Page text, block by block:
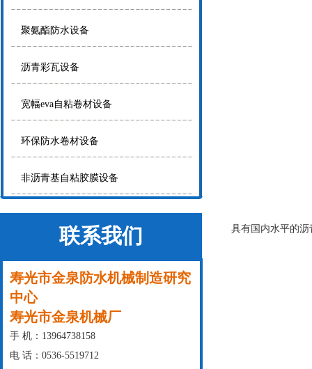
聚氨酯防水设备
沥青彩瓦设备
宽幅eva自粘卷材设备
环保防水卷材设备
非沥青基自粘胶膜设备
联系我们
寿光市金泉防水机械制造研究
中心
寿光市金泉机械厂
手 机：13964738158
电 话：0536-5519712
具有国内水平的